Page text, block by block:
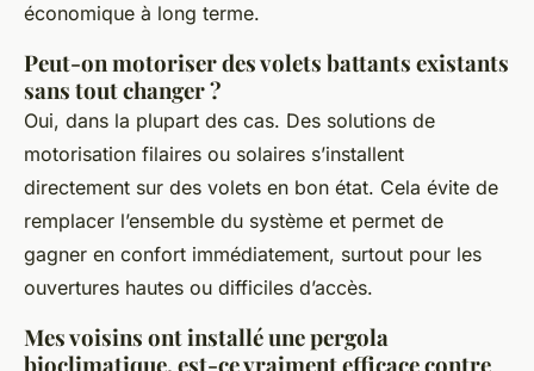
économique à long terme.
Peut-on motoriser des volets battants existants
sans tout changer ?
Oui, dans la plupart des cas. Des solutions de
motorisation filaires ou solaires s’installent
directement sur des volets en bon état. Cela évite de
remplacer l’ensemble du système et permet de
gagner en confort immédiatement, surtout pour les
ouvertures hautes ou difficiles d’accès.
Mes voisins ont installé une pergola
bioclimatique, est-ce vraiment efficace contre